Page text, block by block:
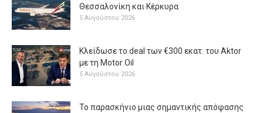
Θεσσαλονίκη και Κέρκυρα
5 Αυγούστου 2026
Κλείδωσε το deal των €300 εκατ. του Aktor
με τη Μotor Oil
5 Αυγούστου 2026
Το παρασκήνιο μιας σημαντικής απόφασης